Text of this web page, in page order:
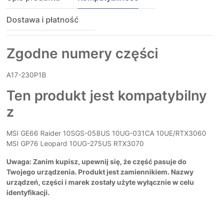
Dostawa i płatność
Zgodne numery części
A17-230P1B
Ten produkt jest kompatybilny
z
MSI GE66 Raider 10SGS-058US 10UG-031CA 10UE/RTX3060
MSI GP76 Leopard 10UG-275US RTX3070
Uwaga: Zanim kupisz, upewnij się, że część pasuje do
Twojego urządzenia. Produkt jest zamiennikiem. Nazwy
urządzeń, części i marek zostały użyte wyłącznie w celu
identyfikacji.